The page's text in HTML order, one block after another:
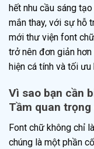
hết nhu cầu sáng
mắn thay, với sự hỗ
mới thư viện font
trở nên đơn giản
hiện cá tính và tối
Vì sao bạn cần
Tầm quan
Font chữ không chỉ
chúng là một phần